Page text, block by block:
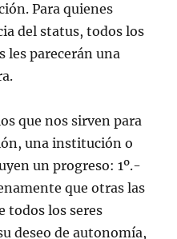
Para quienes
del status, todos los
parecerán una
que nos sirven para
una institución o
un progreso: 1º.-
que otras las
todos los seres
deseo de autonomía,